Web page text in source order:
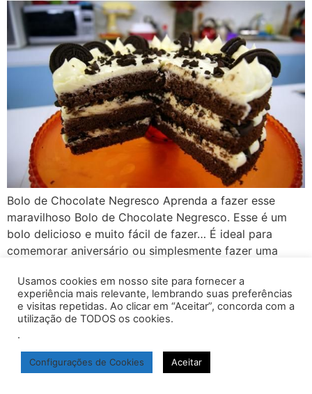
Bolo de Chocolate Negresco Aprenda a fazer esse
maravilhoso Bolo de Chocolate Negresco. Esse é um
bolo delicioso e muito fácil de fazer… É ideal para
comemorar aniversário ou simplesmente fazer uma
na sua casa. Ingredientes: 4 ovos 5 colheres de sopa de
manteiga derretida 6 colheres […]
inicio
Usamos cookies em nosso site para fornecer a
experiência mais relevante, lembrando suas preferências
e visitas repetidas. Ao clicar em “Aceitar”, concorda com a
utilização de TODOS os cookies.
.
Configurações de Cookies Aceitar